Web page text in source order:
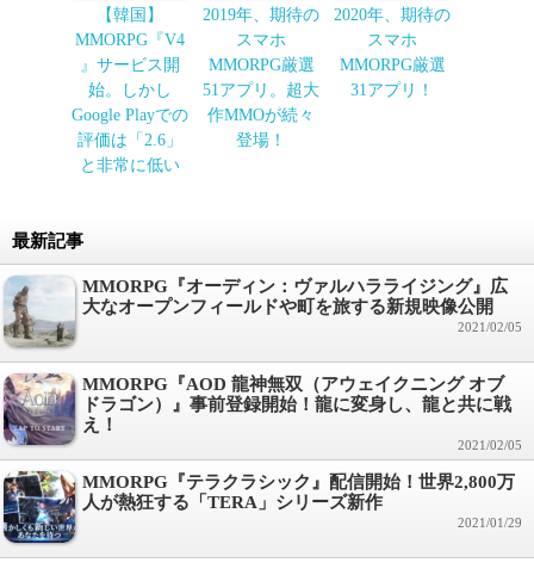
【韓国】
MMORPG『V4
』サービス開
始。しかし
Google Playでの
評価は「2.6」
と非常に低い
2019年、期待の
スマホ
MMORPG厳選
51アプリ。超大
作MMOが続々
登場！
2020年、期待の
スマホ
MMORPG厳選
31アプリ！
最新記事
MMORPG『オーディン：ヴァルハラライジング』広
大なオープンフィールドや町を旅する新規映像公開
2021/02/05
MMORPG『AOD 龍神無双（アウェイクニング オブ
ドラゴン）』事前登録開始！龍に変身し、龍と共に戦
え！
2021/02/05
MMORPG『テラクラシック』配信開始！世界2,800万
人が熱狂する「TERA」シリーズ新作
2021/01/29